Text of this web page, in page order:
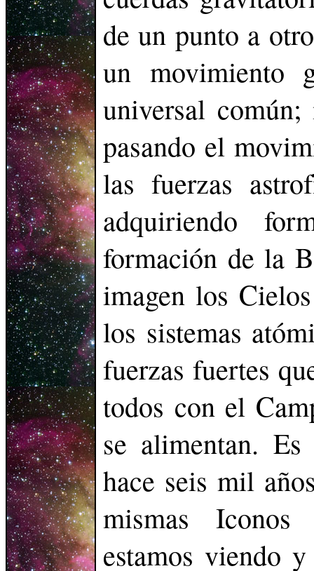
de un punto a
un movimiento
universal
pasando el
las fuerzas
adquiriendo
formación de la
imagen los
los sistemas
fuerzas fuertes
todos con el
se alimentan.
hace seis mil
mismas Iconos
estamos viendo